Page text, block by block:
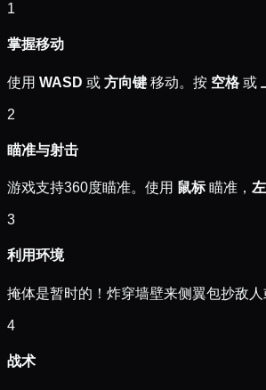
1
掌握移动
使用 WASD 或 方向键 移动。按 空格或
2
瞄准与射击
游戏支持360度瞄准。使用 鼠标瞄准，
3
利用环境
掩体是暂时的！炸穿墙壁来侧翼包抄敌
4
战术